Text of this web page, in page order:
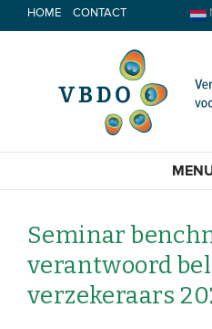
Spring
naar
HOME CONTACT
Seminar
verantwoord
verzekeraars